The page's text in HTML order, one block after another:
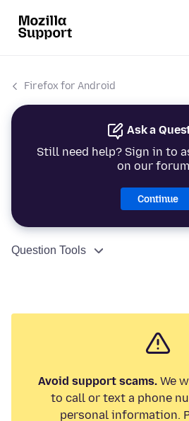
Firefox for Android
Ask a
Still need help? Sign in to
on our
Continue
Question Tools
Avoid support scams.We
to call or text a phone
personal information.